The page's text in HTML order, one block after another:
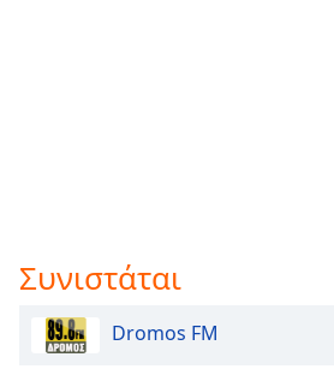
Συνιστάται
Dromos FM